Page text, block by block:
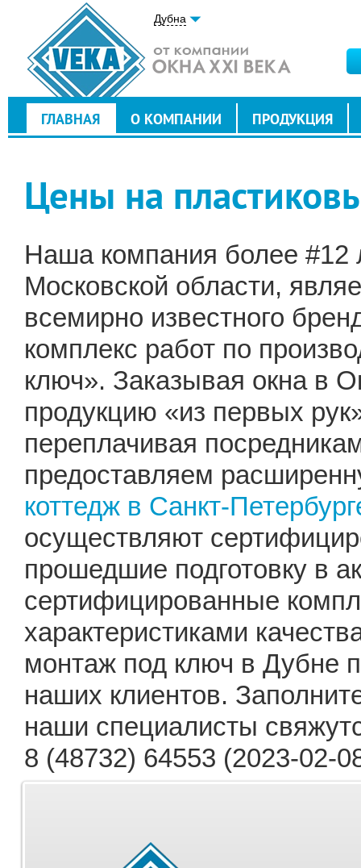
Дубна
ГЛАВНАЯ О КОМПАНИИ ПРОДУКЦИЯ
Цены на
Наша компания более #12
Московской области,
всемирно известного
комплекс работ по
ключ». Заказывая окна в
продукцию «из первых
переплачивая
предоставляем
коттедж в Санкт-
осуществляют
прошедшие подготовку в
сертифицированные
характеристиками
монтаж под ключ в Дубне
наших клиентов.
наши специалисты
8 (48732) 64553 (2023-02-